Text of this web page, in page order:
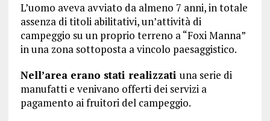
L’uomo aveva avviato da almeno 7 anni, in totale
assenza di titoli abilitativi, un’attività di
campeggio su un proprio terreno a “Foxi Manna”
in una zona sottoposta a vincolo paesaggistico.
Nell’area erano stati realizzati una serie di
manufatti e venivano offerti dei servizi a
pagamento ai fruitori del campeggio.